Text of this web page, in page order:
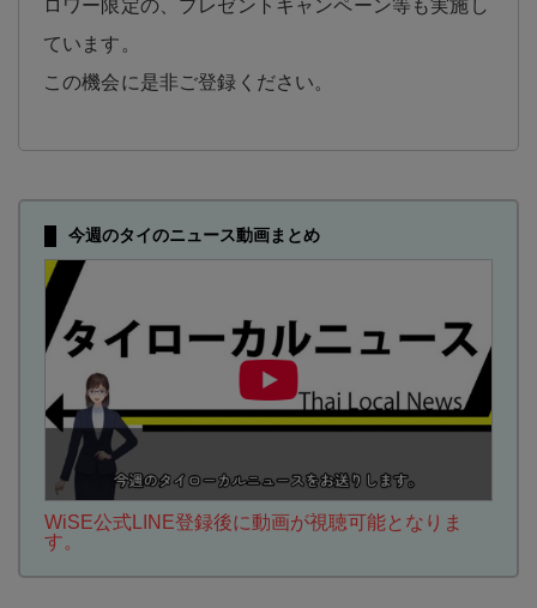
ロワー限定の、プレゼントキャンペーン等も実施し
ています。
この機会に是非ご登録ください。
今週のタイのニュース動画まとめ
WiSE公式LINE登録後に動画が視聴可能となりま
す。